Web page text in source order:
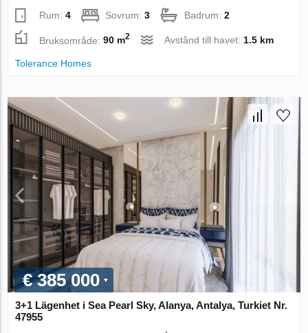
Rum:4 Sovrum:3 Badrum:2
Bruksområde:90 m2 Avstånd till havet:1.5 km
Tolerance Homes
€ 385 000
3+1 Lägenhet i Sea Pearl Sky, Alanya, Antalya, Turkiet Nr.
47955